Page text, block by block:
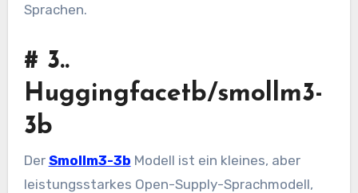
Sprachen.
# 3..
Huggingfacetb/smollm3-
3b
Der Smollm3-3b Modell ist ein kleines, aber
leistungsstarkes Open-Supply-Sprachmodell,